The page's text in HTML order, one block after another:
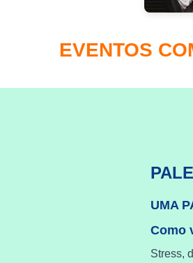
EVENTOS
UMA
Como
Stress,